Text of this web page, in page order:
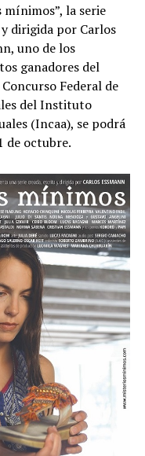
la serie
dirigida por Carlos
uno de los
ganadores del
Federal de
del Instituto
(Incaa), se podrá
de octubre.